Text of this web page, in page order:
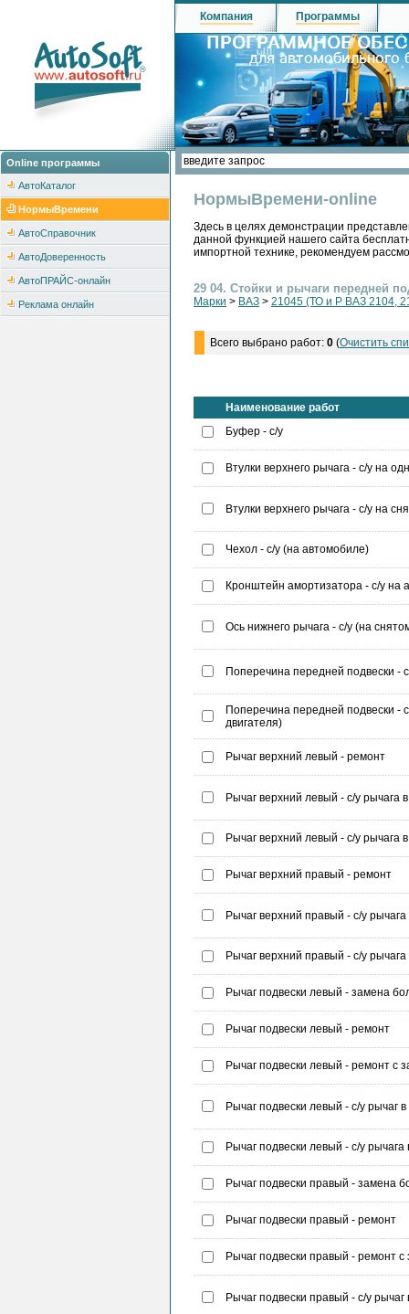
Online программы
АвтоКаталог
НормыВремени
АвтоСправочник
АвтоДоверенность
АвтоПРАЙС-онлайн
Реклама онлайн
Компания Программы
НормыВремени-online
Здесь в целях демонстрации
данной функцией нашего сайта
импортной технике, рекомендуем
29 04. Стойки и рычаги передней
Марки > ВАЗ > 21045 (ТО и Р ВАЗ 2104,
Всего выбрано работ: 0 (Очистить
Наименование работ
Буфер - с/у
Втулки верхнего рычага - с/у на
Втулки верхнего рычага - с/у на
Чехол - с/у (на автомобиле)
Кронштейн амортизатора - с/у на
Ось нижнего рычага - с/у (на
Поперечина передней подвески -
Поперечина передней подвески -
двигателя)
Рычаг верхний левый - ремонт
Рычаг верхний левый - с/у рычага
Рычаг верхний левый - с/у рычага
Рычаг верхний правый - ремонт
Рычаг верхний правый - с/у
Рычаг верхний правый - с/у
Рычаг подвески левый - замена
Рычаг подвески левый - ремонт
Рычаг подвески левый - ремонт с
Рычаг подвески левый - с/у рычаг
Рычаг подвески левый - с/у
Рычаг подвески правый - замена
Рычаг подвески правый - ремонт
Рычаг подвески правый - ремонт
Рычаг подвески правый - с/у